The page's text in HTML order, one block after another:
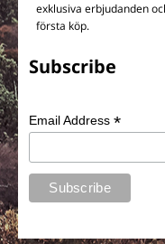
exklusiva erbjudanden
första köp.
Subscribe
Email Address*